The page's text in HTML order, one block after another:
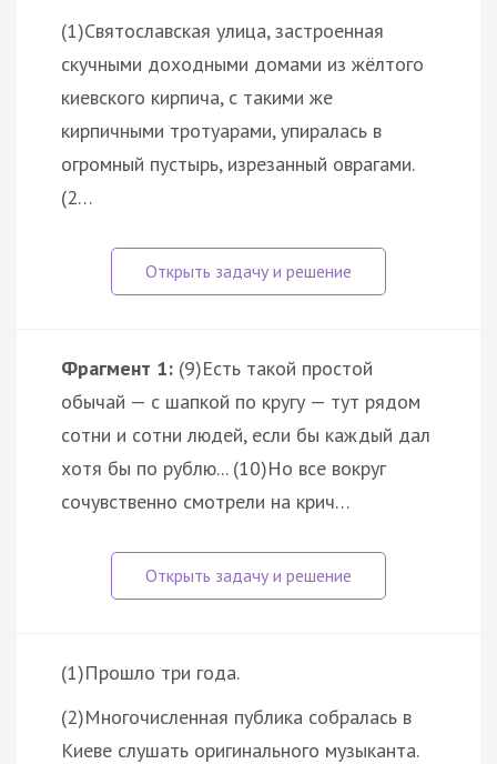
(1)Святославская улица, застроенная
скучными доходными домами из жёлтого
киевского кирпича, с такими же
кирпичными тротуарами, упиралась в
огромный пустырь, изрезанный оврагами.
(2…
Фрагмент 1: (9)Есть такой простой
обычай — с шапкой по кругу — тут рядом
сотни и сотни людей, если бы каждый дал
хотя бы по рублю... (10)Но все вокруг
сочувственно смотрели на крич…
(1)Прошло три года.
(2)Многочисленная публика собралась в
Киеве слушать оригинального музыканта.